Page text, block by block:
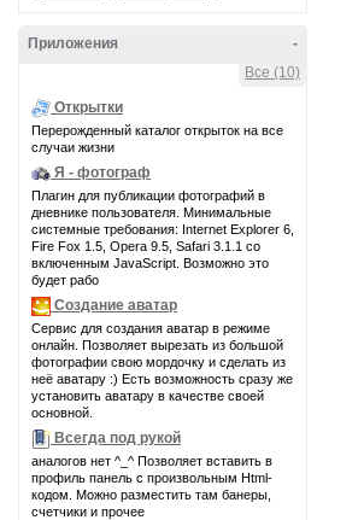
-
Приложения
Все (10)
Открытки
Перерожденный каталог открыток на все
случаи жизни
Я - фотограф
Плагин для публикации фотографий в
дневнике пользователя. Минимальные
системные требования: Internet Explorer 6,
Fire Fox 1.5, Opera 9.5, Safari 3.1.1 со
включенным JavaScript. Возможно это
будет рабо
Создание аватар
Сервис для создания аватар в режиме
онлайн. Позволяет вырезать из большой
фотографии свою мордочку и сделать из
неё аватару :) Есть возможность сразу же
установить аватару в качестве своей
основной.
Всегда под рукой
аналогов нет ^_^ Позволяет вставить в
профиль панель с произвольным Html-
кодом. Можно разместить там банеры,
счетчики и прочее